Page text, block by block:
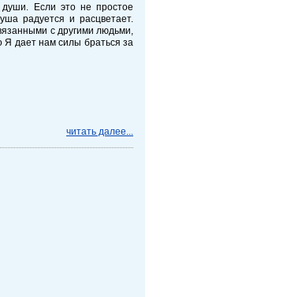
души. Если это не простое
радуется и расцветает.
с другими людьми,
Я дает нам силы браться за
читать далее...